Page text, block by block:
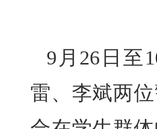
9月26日 至
雷、李斌两